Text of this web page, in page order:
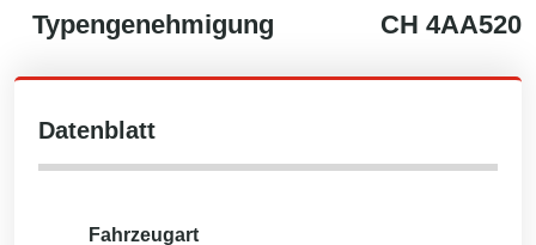
Typengenehmigung CH 4AA520
Datenblatt
Fahrzeugart